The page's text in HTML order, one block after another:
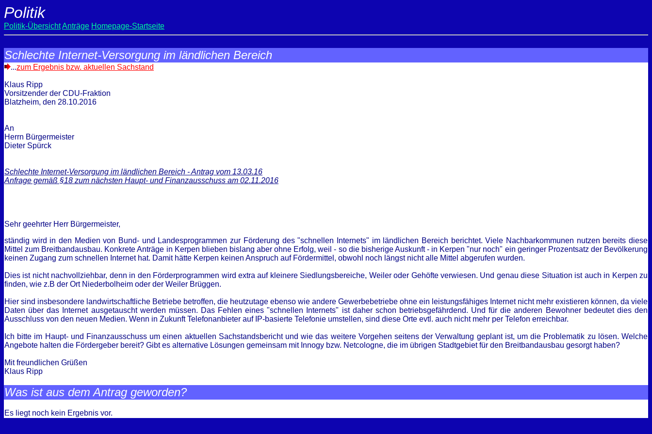
Politik
Politik-ÜbersichtAnträge Homepage-Startseite
Schlechte Internet-Versorgung im ländlichen Bereich
...zum Ergebnis bzw. aktuellen Sachstand
Klaus Ripp
Vorsitzender der CDU-Fraktion
Blatzheim, den 28.10.2016
An
Herrn Bürgermeister
Dieter Spürck
Schlechte Internet-Versorgung im ländlichen Bereich - Antrag vom 13.03.16
Anfrage gemäß §18 zum nächsten Haupt- und Finanzausschuss am 02.11.2016
Sehr geehrter Herr Bürgermeister,
ständig wird in den Medien von Bund- und Landesprogrammen zur Förderung des "schnellen Internets" im ländlichen Bereich berichtet. Viele Nachbarkommunen nutzen bereits diese
Mittel zum Breitbandausbau. Konkrete Anträge in Kerpen blieben bislang aber ohne Erfolg, weil - so die bisherige Auskunft - in Kerpen "nur noch" ein geringer Prozentsatz der Bevölkerung
keinen Zugang zum schnellen Internet hat. Damit hätte Kerpen keinen Anspruch auf Fördermittel, obwohl noch längst nicht alle Mittel abgerufen wurden.
Dies ist nicht nachvollziehbar, denn in den Förderprogrammen wird extra auf kleinere Siedlungsbereiche, Weiler oder Gehöfte verwiesen. Und genau diese Situation ist auch in Kerpen zu
finden, wie z.B der Ort Niederbolheim oder der Weiler Brüggen.
Hier sind insbesondere landwirtschaftliche Betriebe betroffen, die heutzutage ebenso wie andere Gewerbebetriebe ohne ein leistungsfähiges Internet nicht mehr existieren können, da viele
Daten über das Internet ausgetauscht werden müssen. Das Fehlen eines "schnellen Internets" ist daher schon betriebsgefährdend. Und für die anderen Bewohner bedeutet dies den
Ausschluss von den neuen Medien. Wenn in Zukunft Telefonanbieter auf IP-basierte Telefonie umstellen, sind diese Orte evtl. auch nicht mehr per Telefon erreichbar.
Ich bitte im Haupt- und Finanzausschuss um einen aktuellen Sachstandsbericht und wie das weitere Vorgehen seitens der Verwaltung geplant ist, um die Problematik zu lösen. Welche
Angebote halten die Fördergeber bereit? Gibt es alternative Lösungen gemeinsam mit Innogy bzw. Netcologne, die im übrigen Stadtgebiet für den Breitbandausbau gesorgt haben?
Mit freundlichen Grüßen
Klaus Ripp
Was ist aus dem Antrag geworden?
Es liegt noch kein Ergebnis vor.